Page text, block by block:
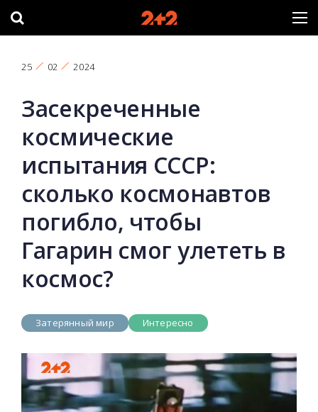
25 02 2024
Засекреченные
космические
испытания СССР:
сколько космонавтов
погибло, чтобы
Гагарин смог улететь в
космос?
Затерянный мир Интересно